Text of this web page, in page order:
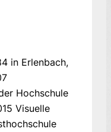
in Erlenbach,
Hochschule
Visuelle